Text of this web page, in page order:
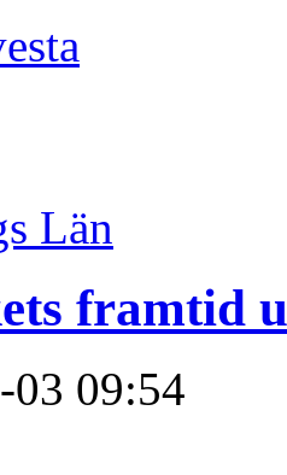
Län
framtid
03 09:54